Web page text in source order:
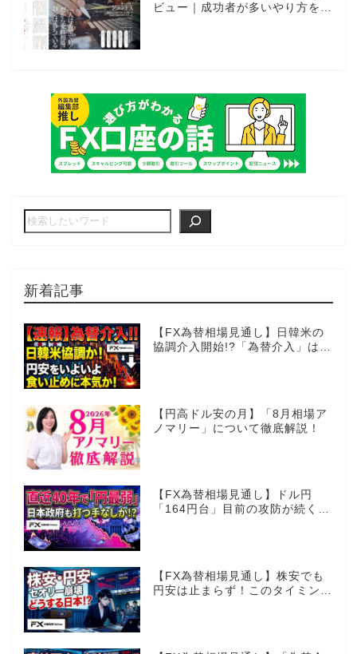
ビュー｜成功者が多いやり方を選
新着記事
【FX為替相場見通し】日韓米の
協調介入開始!?「為替介入」はコ
【円高ドル安の月】「8月相場ア
ノマリー」について徹底解説！
【FX為替相場見通し】ドル円
「164円台」目前の攻防が続く！
【FX為替相場見通し】株安でも
円安は止まらず！このタイミング